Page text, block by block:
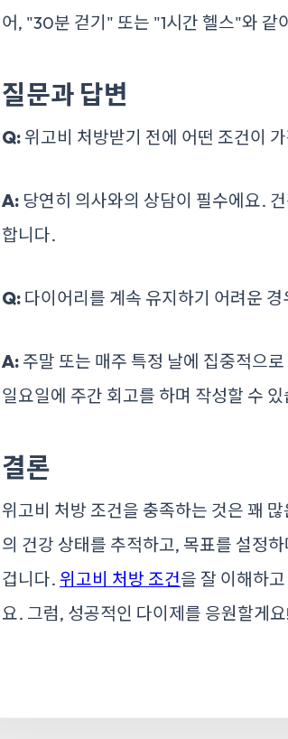
어, "30분 걷기" 또는 "1시간 헬스"와 같
질문과 답변
Q:위고비 처방받기 전에 어떤 조건이
A: 당연히 의사와의 상담이 필수에요.
합니다.
Q: 다이어리를 계속 유지하기 어려운
A: 주말 또는 매주 특정 날에 집중적으
일요일에 주간 회고를 하며 작성할 수
결론
위고비 처방 조건을 충족하는 것은 꽤
의 건강 상태를 추적하고, 목표를 설정
겁니다. 위고비 처방 조건을 잘 이해하
요. 그럼, 성공적인 다이제를 응원할게요!